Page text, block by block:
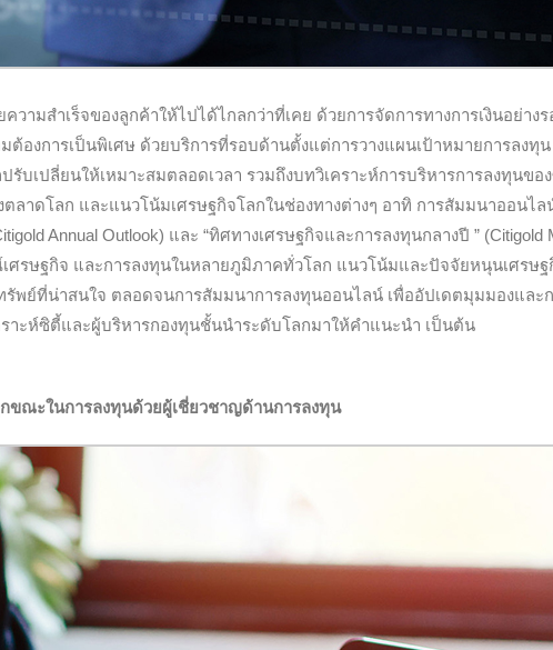
ามสำเร็จของลูกค้าให้ไปได้ไกลกว่าที่เคย ด้วยการจัดการทางการเงินอย่างร
องการเป็นพิเศษ ด้วยบริการที่รอบด้านตั้งแต่การวางแผนเป้าหมายการลงทุน
บเปลี่ยนให้เหมาะสมตลอดเวลา รวมถึงบทวิเคราะห์การบริหารการลงทุนขอ
ลาดโลก และแนวโน้มเศรษฐกิจโลกในช่องทางต่างๆ อาทิ การสัมมนาออนไล
Annual Outlook) และ “ทิศทางเศรษฐกิจและการลงทุนกลางปี ” (Citigold
ศรษฐกิจ และการลงทุนในหลายภูมิภาคทั่วโลก แนวโน้มและปัจจัยหนุนเศรษฐ
พย์ที่น่าสนใจ ตลอดจนการสัมมนาการลงทุนออนไลน์ เพื่ออัปเดตมุมมองและ
าะห์ซิตี้และผู้บริหารกองทุนชั้นนำระดับโลกมาให้คำแนะนำ เป็นต้น
ขณะในการลงทุนด้วยผู้เชี่ยวชาญด้านการลงทุน